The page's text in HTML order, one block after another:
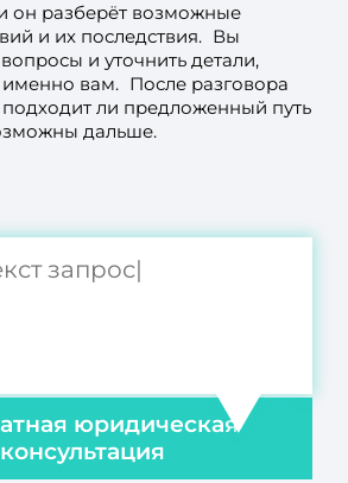
он разберёт возможные
и их последствия. Вы
и уточнить детали,
вам. После разговора
подходит ли предложенный путь
дальше.
юридическая
консультация